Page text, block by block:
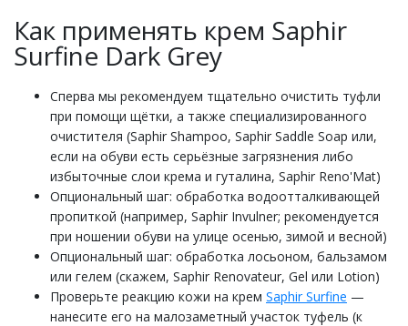
Как применять крем Saphir
Surfine Dark Grey
Сперва мы рекомендуем тщательно очистить туфли
при помощи щётки, а также специализированного
очистителя (Saphir Shampoo, Saphir Saddle Soap или,
если на обуви есть серьёзные загрязнения либо
избыточные слои крема и гуталина, Saphir Reno'Mat)
Опциональный шаг: обработка водоотталкивающей
пропиткой (например, Saphir Invulner; рекомендуется
при ношении обуви на улице осенью, зимой и весной)
Опциональный шаг: обработка лосьоном, бальзамом
или гелем (скажем, Saphir Renovateur, Gel или Lotion)
Проверьте реакцию кожи на крем Saphir Surfine —
нанесите его на малозаметный участок туфель (к